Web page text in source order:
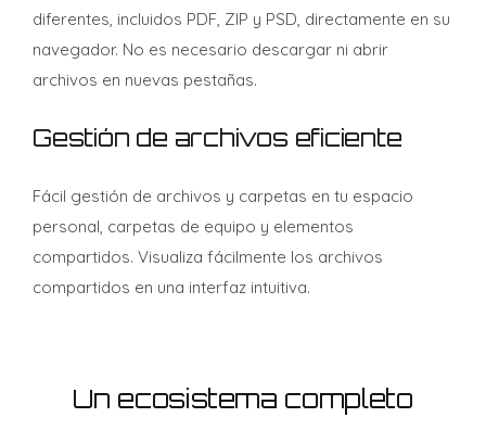
diferentes, incluidos PDF, ZIP y PSD, directamente en su
navegador. No es necesario descargar ni abrir
archivos en nuevas pestañas.
Gestión de archivos eficiente
Fácil gestión de archivos y carpetas en tu espacio
personal, carpetas de equipo y elementos
compartidos. Visualiza fácilmente los archivos
compartidos en una interfaz intuitiva.
Un ecosistema completo